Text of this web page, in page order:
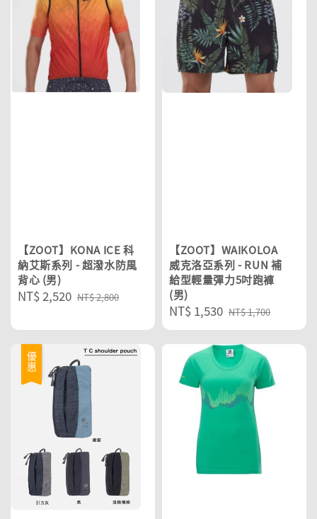
【ZOOT】KONA ICE 科
納艾斯系列 - 超潑水防風
背心 (男)
Sale
NT$ 2,520 Regular
NT$ 2,800
【ZOOT】WAIKOLOA
威克洛亞系列 - RUN 補
給型輕量彈力5吋跑褲
(男)
Sale
price
NT$ 1,530 Regular
price
NT$ 1,700
優惠